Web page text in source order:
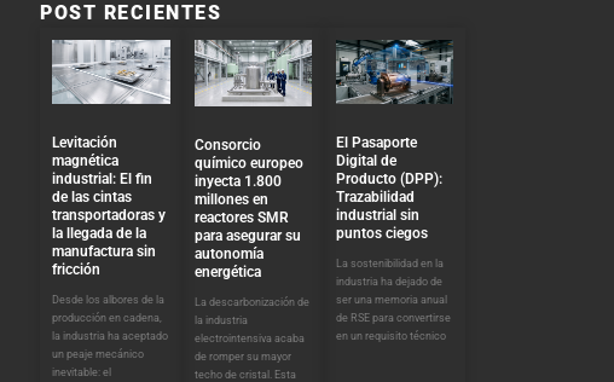
POST RECIENTES
Levitación
magnética
industrial: El fin
de las cintas
transportadoras y
la llegada de la
manufactura sin
fricción
Desde los albores de la
producción en cadena,
la industria ha aceptado
un peaje mecánico
inevitable: el
Consorcio
químico europeo
inyecta 1.800
millones en
reactores SMR
para asegurar su
autonomía
energética
La descarbonización de
la industria
electrointensiva acaba
de romper su mayor
techo de cristal. Esta
El Pasaporte
Digital de
Producto (DPP):
Trazabilidad
industrial sin
puntos ciegos
La sostenibilidad en la
industria ha dejado de
ser una memoria anual
de RSE para convertirse
en un requisito técnico